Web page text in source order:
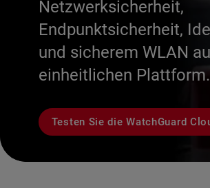
Netzwerksicherheit,
Endpunktsicherheit,
und sicherem WLAN
einheitlichen Plattform.
Testen Sie die WatchGuard